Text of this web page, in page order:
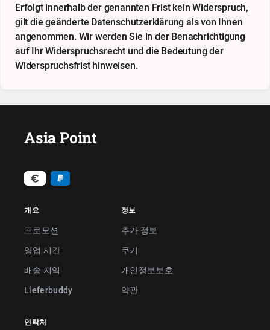
Erfolgt innerhalb der genannten Frist kein Widerspruch,
gilt die geänderte Datenschutzerklärung als von Ihnen
angenommen. Wir werden Sie in der Benachrichtigung
auf Ihr Widerspruchsrecht und die Bedeutung der
Widerspruchsfrist hinweisen.
Asia Point
개요
프로모션
영업 시간
배송 지역
Lieferbuddy
정보
추가 정보
쿠키
개인정보보호
약관
연락처